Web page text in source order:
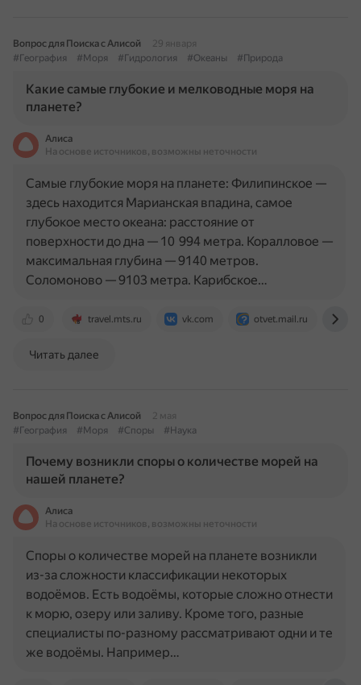
Вопрос для Поиска с Алисой
29 января
#География
#Моря #Гидрология #Океаны #Природа
Какие самые глубокие и мелководные моря на
планете?
Алиса
На основе источников, возможны неточности
0 travel.mts.ru vk.com otvet.mail.ru
Самые глубокие моря на планете: Филипинское —
здесь находится Марианская впадина, самое
глубокое место океана: расстояние от
поверхности до дна — 10 994 метра. Коралловое —
максимальная глубина — 9140 метров.
Соломоново — 9103 метра. Карибское…
Читать далее
Вопрос для Поиска с Алисой
2 мая
#География
#Моря #Споры #Наука
Почему возникли споры о количестве морей на
нашей планете?
Алиса
На основе источников, возможны неточности
Споры о количестве морей на планете возникли
из-за сложности классификации некоторых
водоёмов. Есть водоёмы, которые сложно отнести
к морю, озеру или заливу. Кроме того, разные
специалисты по-разному рассматривают одни и те
же водоёмы. Например…